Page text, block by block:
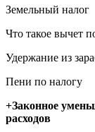
Земельный налог
Что такое вычет
Удержание из
Пени по налогу
+Законное
расходов